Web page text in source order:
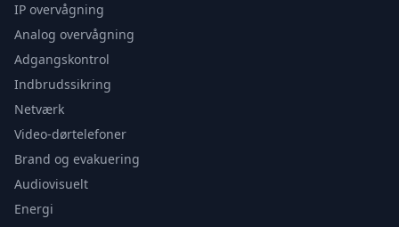
IP overvågning
Analog overvågning
Adgangskontrol
Indbrudssikring
Netværk
Video-dørtelefoner
Brand og evakuering
Audiovisuelt
Energi